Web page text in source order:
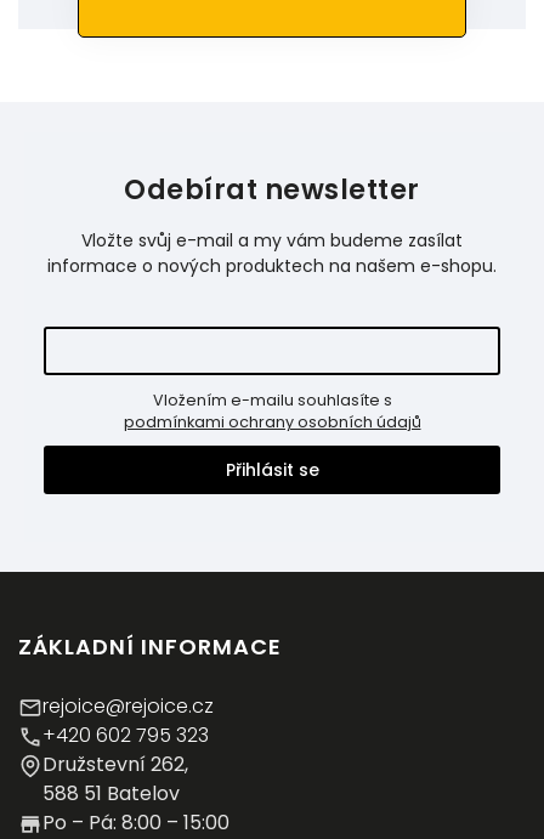
Odebírat newsletter
Vložte svůj e-mail a my vám budeme zasílat
informace o nových produktech na našem e-shopu.
podmínkami ochrany osobních údajů
Přihlásit se
ZÁKLADNÍ INFORMACE
rejoice@rejoice.cz
+420 602 795 323
Družstevní 262,
588 51 Batelov
Po – Pá: 8:00 – 15:00